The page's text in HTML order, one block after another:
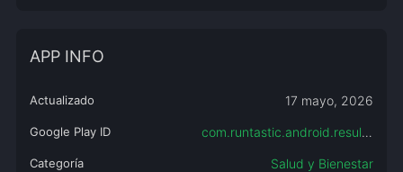
APP INFO
Actualizado 17 mayo, 2026
Google Play ID com.runtastic.android.results.lite
Categoría Salud y Bienestar